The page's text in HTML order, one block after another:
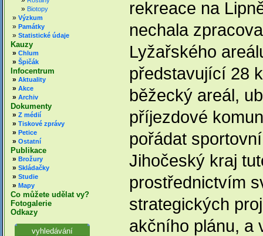
» Biotopy
» Výzkum
» Památky
» Statistické údaje
Kauzy
» Chlum
» Špičák
Infocentrum
» Aktuality
» Akce
» Archiv
Dokumenty
» Z médií
» Tiskové zprávy
» Petice
» Ostatní
Publikace
» Brožury
» Skládačky
» Studie
» Mapy
Co můžete udělat vy?
Fotogalerie
Odkazy
vyhledávání
rekreace na
nechala
Lyžařského
představující 28
běžecký areál,
příjezdové
pořádat
Jihočeský kraj
prostřednictvím
strategických
akčního plánu, a